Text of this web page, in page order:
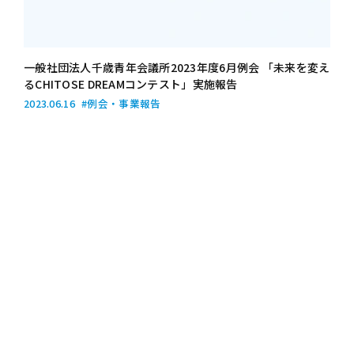
一般社団法人千歳青年会議所2023年度6月例会 「未来を変え
るCHITOSE DREAMコンテスト」実施報告
2023.06.16 #例会・事業報告